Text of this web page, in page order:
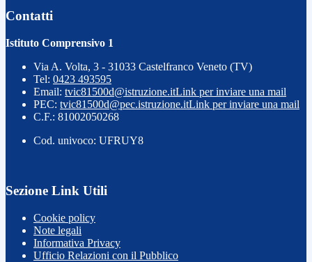
Contatti
Istituto Comprensivo 1
Via A. Volta, 3 - 31033 Castelfranco Veneto (TV)
Tel: 0423 493595
Email: tvic81500d@istruzione.itLink per inviare una mail
PEC: tvic81500d@pec.istruzione.itLink per inviare una mail
C.F.: 81002050268
Cod. univoco: UFRUY8
Sezione Link Utili
Cookie policy
Note legali
Informativa Privacy
Ufficio Relazioni con il Pubblico